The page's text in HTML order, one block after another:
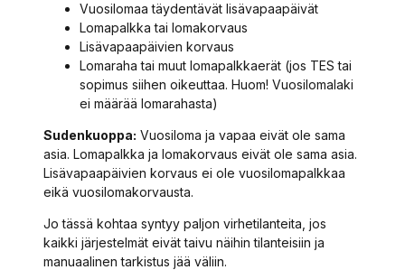
Vuosilomaa täydentävät lisävapaapäivät
Lomapalkka tai lomakorvaus
Lisävapaapäivien korvaus
Lomaraha tai muut lomapalkkaerät (jos TES tai
sopimus siihen oikeuttaa. Huom! Vuosilomalaki
ei määrää lomarahasta)
Sudenkuoppa: Vuosiloma ja vapaa eivät ole sama
asia. Lomapalkka ja lomakorvaus eivät ole sama asia.
Lisävapaapäivien korvaus ei ole vuosilomapalkkaa
eikä vuosilomakorvausta.
Jo tässä kohtaa syntyy paljon virhetilanteita, jos
kaikki järjestelmät eivät taivu näihin tilanteisiin ja
manuaalinen tarkistus jää väliin.